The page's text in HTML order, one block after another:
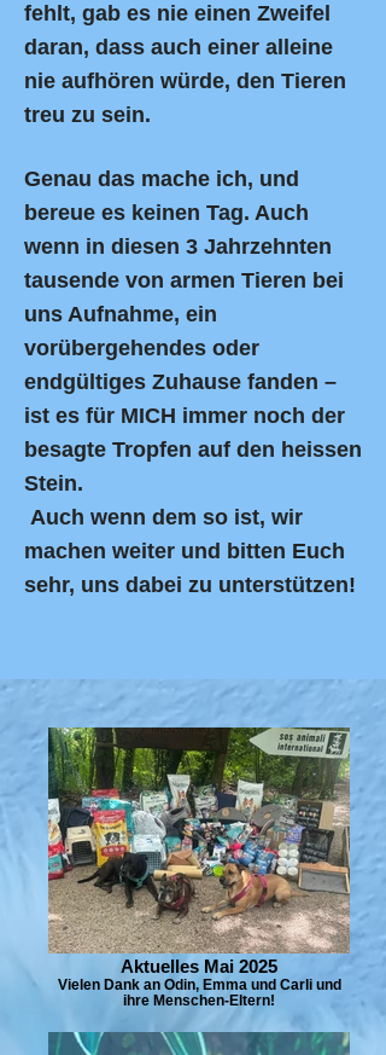
fehlt, gab es nie einen Zweifel
daran, dass auch einer alleine
nie aufhören würde, den Tieren
treu zu sein.
Genau das mache ich, und
bereue es keinen Tag. Auch
wenn in diesen 3 Jahrzehnten
tausende von armen Tieren bei
uns Aufnahme, ein
vorübergehendes oder
endgültiges Zuhause fanden –
ist es für MICH immer noch der
besagte Tropfen auf den heissen
Stein.
Auch wenn dem so ist, wir
machen weiter und bitten Euch
sehr, uns dabei zu unterstützen!
Aktuelles Mai 2025
Vielen Dank an Odin, Emma und Carli und
ihre Menschen-Eltern!